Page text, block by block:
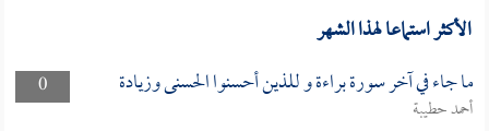
الأكثر استماعا لهذا الشهر
0 ما جاء في آخر سورة براءة و للذين أحسنوا الحسنى وزيادة
أحمد حطيبة